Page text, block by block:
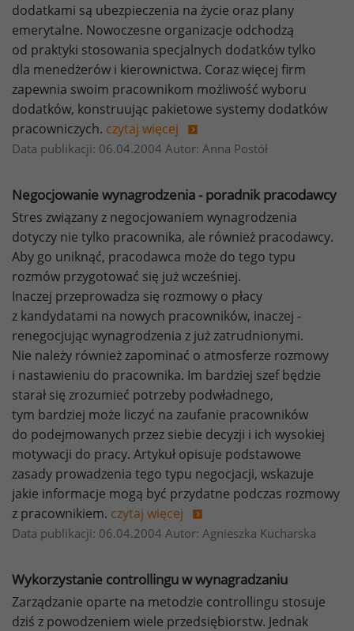
dodatkami są ubezpieczenia na życie oraz plany
emerytalne. Nowoczesne organizacje odchodzą
od praktyki stosowania specjalnych dodatków tylko
dla menedżerów i kierownictwa. Coraz więcej firm
zapewnia swoim pracownikom możliwość wyboru
dodatków, konstruując pakietowe systemy dodatków
pracowniczych. czytaj więcej
Data publikacji: 06.04.2004 Autor: Anna Postół
Negocjowanie wynagrodzenia - poradnik pracodawcy
Stres związany z negocjowaniem wynagrodzenia
dotyczy nie tylko pracownika, ale również pracodawcy.
Aby go uniknąć, pracodawca może do tego typu
rozmów przygotować się już wcześniej.
Inaczej przeprowadza się rozmowy o płacy
z kandydatami na nowych pracowników, inaczej -
renegocjując wynagrodzenia z już zatrudnionymi.
Nie należy również zapominać o atmosferze rozmowy
i nastawieniu do pracownika. Im bardziej szef będzie
starał się zrozumieć potrzeby podwładnego,
tym bardziej może liczyć na zaufanie pracowników
do podejmowanych przez siebie decyzji i ich wysokiej
motywacji do pracy. Artykuł opisuje podstawowe
zasady prowadzenia tego typu negocjacji, wskazuje
jakie informacje mogą być przydatne podczas rozmowy
z pracownikiem. czytaj więcej
Data publikacji: 06.04.2004 Autor: Agnieszka Kucharska
Wykorzystanie controllingu w wynagradzaniu
Zarządzanie oparte na metodzie controllingu stosuje
dziś z powodzeniem wiele przedsiębiorstw. Jednak